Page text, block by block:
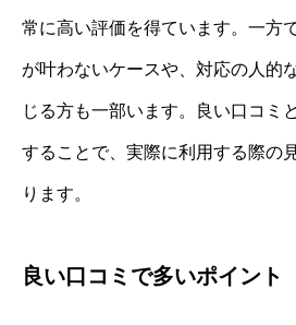
常に高い評価を得ています。一方
が叶わないケースや、対応の人的
じる方も一部います。良い口コミ
することで、実際に利用する際の
ります。
良い口コミで多いポイント